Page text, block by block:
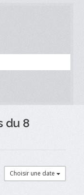
du 8
Choisir une date